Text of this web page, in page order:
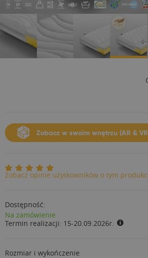
Zobacz w swoim wnętrzu (AR &
Zobacz opinie użytkowników o tym
Dostępność:
Na zamówienie
Termin realizacji: 15-20.09.2026r.
Rozmiar i wykończenie